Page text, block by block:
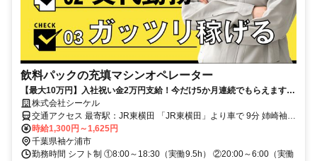
飲料パックの充填マシンオペレーター
【最大10万円】入社祝い金2万円支給！今だけ5か月連続でもらえます！
☆高月収☆ 年齢関係なく男性女性活躍中！！月収30万以上可能！日祝休
み
株式会社シーケル
交通アクセス 最寄駅：JR東横田 「JR東横田」より車で 9分 姉崎袖ヶ
浦ICより車で 8分 車通勤可能エリア（４５分圏内） 袖ケ浦市、市原
市、木更津市、君津市、千葉市緑区、茂原市、長南町からも通勤可能
です。
時給1,300円～1,625円
千葉県袖ケ浦市
勤務時間 シフト制 ①8:00～18:30（実働9.5h） ②20:00～6:00（実働